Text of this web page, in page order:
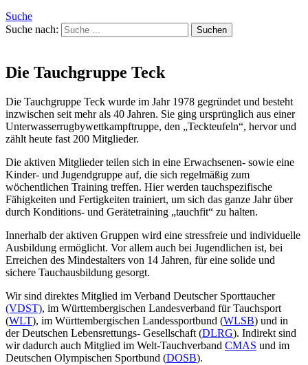
Suche
Suche nach:
Die Tauchgruppe Teck
Die Tauchgruppe Teck wurde im Jahr 1978 gegründet und besteht
inzwischen seit mehr als 40 Jahren. Sie ging ursprünglich aus einer
Unterwasserrugbywettkampftruppe, den „Teckteufeln“, hervor und
zählt heute fast 200 Mitglieder.
Die aktiven Mitglieder teilen sich in eine Erwachsenen- sowie eine
Kinder- und Jugendgruppe auf, die sich regelmäßig zum
wöchentlichen Training treffen. Hier werden tauchspezifische
Fähigkeiten und Fertigkeiten trainiert, um sich das ganze Jahr über
durch Konditions- und Gerätetraining „tauchfit“ zu halten.
Innerhalb der aktiven Gruppen wird eine stressfreie und individuelle
Ausbildung ermöglicht. Vor allem auch bei Jugendlichen ist, bei
Erreichen des Mindestalters von 14 Jahren, für eine solide und
sichere Tauchausbildung gesorgt.
Wir sind direktes Mitglied im Verband Deutscher Sporttaucher
(VDST), im Württembergischen Landesverband für Tauchsport
(WLT), im Württembergischen Landessportbund (WLSB) und in
der Deutschen Lebensrettungs- Gesellschaft (DLRG). Indirekt sind
wir dadurch auch Mitglied im Welt-Tauchverband CMAS und im
Deutschen Olympischen Sportbund (DOSB).